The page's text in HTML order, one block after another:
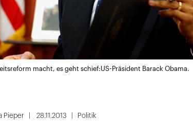
macht, es geht schief:US-Präsident Barack Obama.
Pieper 28.11.2013 Politik